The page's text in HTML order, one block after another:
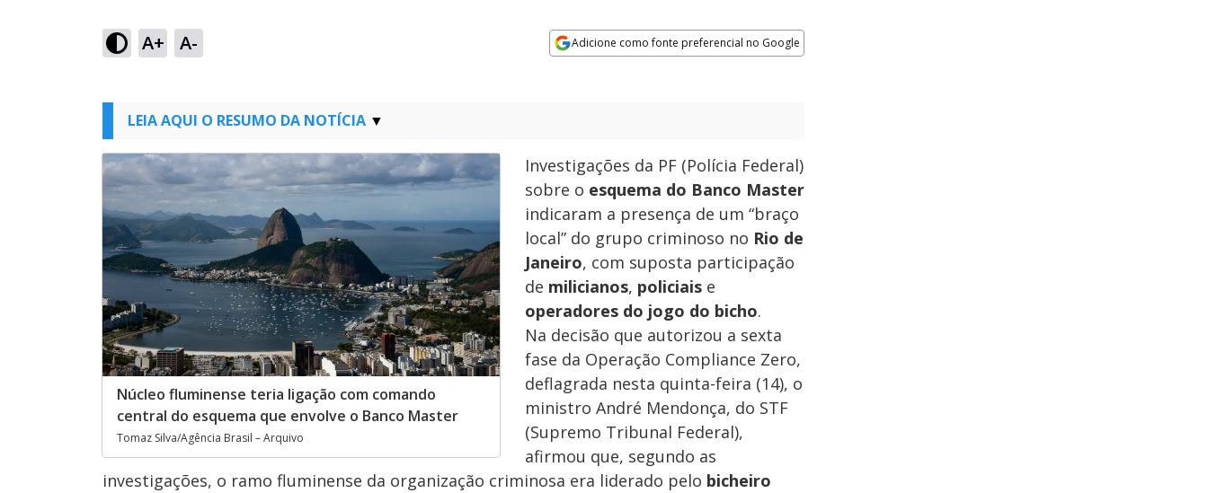
A+ A- Adicione como fonte preferencial no Google
LEIA AQUI O RESUMO DA NOTÍCIA
Núcleo fluminense teria ligação com comando
central do esquema que envolve o Banco Master
Tomaz Silva/Agência Brasil – Arquivo
Investigações da PF (Polícia Federal)
sobre o esquema do Banco Master
indicaram a presença de um “braço
local” do grupo criminoso no Rio de
Janeiro, com suposta participação
de milicianos, policiais e
operadores do jogo do bicho.
Na decisão que autorizou a sexta
fase da Operação Compliance Zero,
deflagrada nesta quinta-feira (14), o
ministro André Mendonça, do STF
(Supremo Tribunal Federal),
afirmou que, segundo as
investigações, o ramo fluminense da organização criminosa era liderado pelo bicheiro